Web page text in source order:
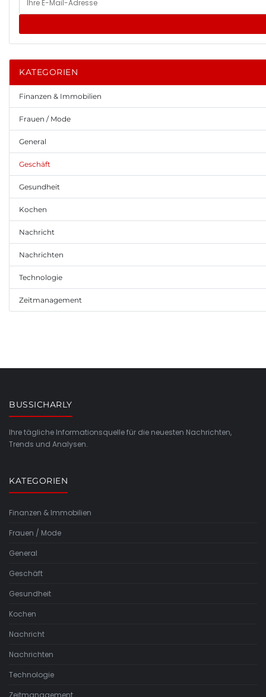
KATEGORIEN
Finanzen & Immobilien
Frauen / Mode
General
Geschäft
Gesundheit
Kochen
Nachricht
Nachrichten
Technologie
Zeitmanagement
BUSSICHARLY
Ihre tägliche Informationsquelle für die neuesten Nachrichten,
Trends und Analysen.
KATEGORIEN
Finanzen & Immobilien
Frauen / Mode
General
Geschäft
Gesundheit
Kochen
Nachricht
Nachrichten
Technologie
Zeitmanagement